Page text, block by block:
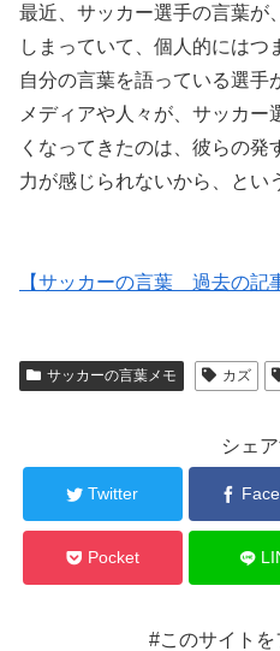
最近、サッカー選手の言葉が
しまっていて、個人的にはつ
自分の言葉を語っている選手
メディアや人々が、サッカ
くなってきたのは、彼らの
力が感じられないから、とい
【サッカーの言葉 過去の記
サッカーの言葉メモ カズ
シェ
Twitter
Pocket
#このサイトを